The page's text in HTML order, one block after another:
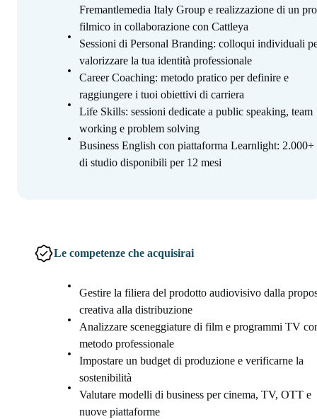
Fremantlemedia Italy Group e realizzazione di un
filmico in collaborazione con Cattleya
Sessioni di Personal Branding: colloqui individuali
valorizzare la tua identità professionale
Career Coaching: metodo pratico per definire e
raggiungere i tuoi obiettivi di carriera
Life Skills: sessioni dedicate a public speaking, team
working e problem solving
Business English con piattaforma Learnlight: 2.000+
di studio disponibili per 12 mesi
Le competenze che acquisirai
Gestire la filiera del prodotto audiovisivo dalla
creativa alla distribuzione
Analizzare sceneggiature di film e programmi TV
metodo professionale
Impostare un budget di produzione e verificarne la
sostenibilità
Valutare modelli di business per cinema, TV, OTT e
nuove piattaforme